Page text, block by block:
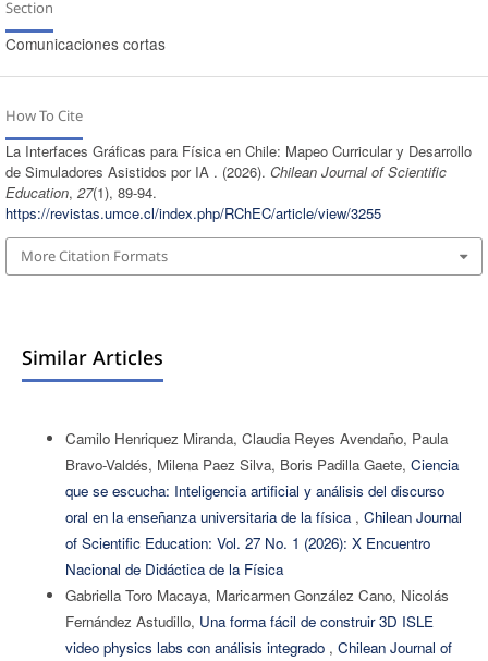
Section
Comunicaciones cortas
How To Cite
La Interfaces Gráficas para Física en Chile: Mapeo Curricular y Desarrollo
de Simuladores Asistidos por IA . (2026). Chilean Journal of Scientific
Education, 27(1), 89-94.
https://revistas.umce.cl/index.php/RChEC/article/view/3255
More Citation Formats
Similar Articles
Camilo Henriquez Miranda, Claudia Reyes Avendaño, Paula
Bravo-Valdés, Milena Paez Silva, Boris Padilla Gaete, Ciencia
que se escucha: Inteligencia artificial y análisis del discurso
oral en la enseñanza universitaria de la física , Chilean Journal
of Scientific Education: Vol. 27 No. 1 (2026): X Encuentro
Nacional de Didáctica de la Física
Gabriella Toro Macaya, Maricarmen González Cano, Nicolás
Fernández Astudillo, Una forma fácil de construir 3D ISLE
video physics labs con análisis integrado , Chilean Journal of